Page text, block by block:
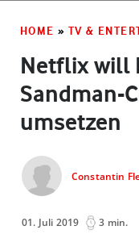
HOME » TV &
Netflix will
Sandman-
umsetzen
Constantin
01. Juli 2019 3 min.